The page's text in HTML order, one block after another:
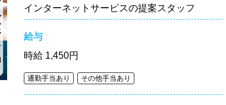
インターネットサービスの提案スタッフ
給与
時給 1,450円
通勤手当あり その他手当あり